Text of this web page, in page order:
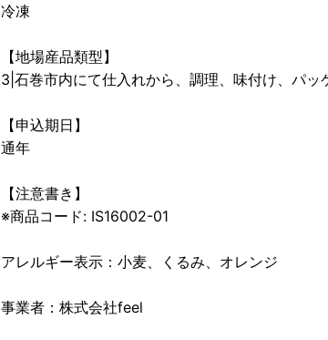
冷凍
【地場産品類型】
3|石巻市内にて仕入れから、調理、味付け、パッ
【申込期日】
通年
【注意書き】
※商品コード: IS16002-01
アレルギー表示：小麦、くるみ、オレンジ
事業者：株式会社feel